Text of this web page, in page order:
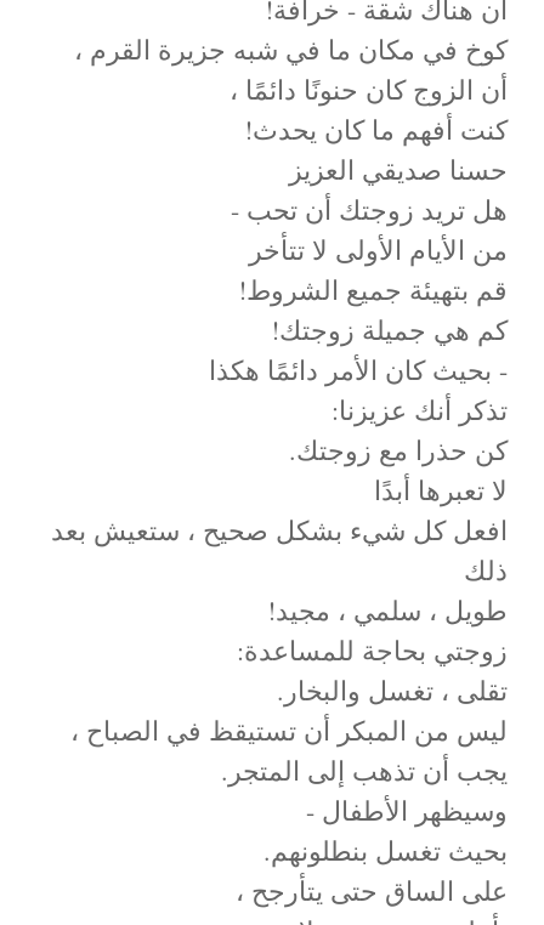
أن هناك شقة - خرافة!
كوخ في مكان ما في شبه جزيرة القرم ،
أن الزوج كان حنونًا دائمًا ،
كنت أفهم ما كان يحدث!
حسنا صديقي العزيز
هل تريد زوجتك أن تحب -
من الأيام الأولى لا تتأخر
قم بتهيئة جميع الشروط!
كم هي جميلة زوجتك!
- بحيث كان الأمر دائمًا هكذا
تذكر أنك عزيزنا:
كن حذرا مع زوجتك.
لا تعبرها أبدًا
افعل كل شيء بشكل صحيح ، ستعيش بعد
ذلك
طويل ، سلمي ، مجيد!
زوجتي بحاجة للمساعدة:
تقلى ، تغسل والبخار.
ليس من المبكر أن تستيقظ في الصباح ،
يجب أن تذهب إلى المتجر.
وسيظهر الأطفال -
بحيث تغسل بنطلونهم.
على الساق حتى يتأرجح ،